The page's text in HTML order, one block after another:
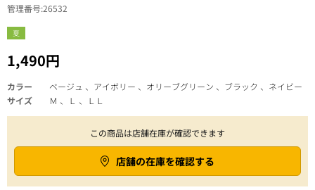
夏
1,490円
管理番号26532
カラー
ベージュ 、アイボリー 、オリーブグリーン 、ブラック 、ネイビー
サイズ
Ｍ 、Ｌ 、ＬＬ
この商品は店舗在庫が確認できます
店舗の在庫を確認する